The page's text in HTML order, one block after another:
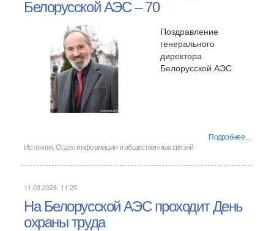
Белорусской АЭС – 70
Поздравление
генерального
директора
Белорусской АЭС
Подробнее ...
Источник:Отдел информации и общественных связей
11.03.2026, 11:29
На Белорусской АЭС проходит День
охраны труда